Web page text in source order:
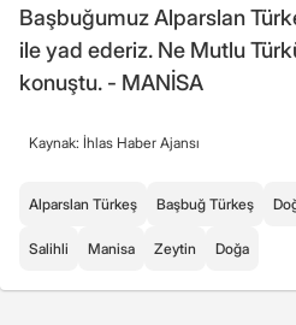
Başbuğumuz Alparslan
ile yad ederiz. Ne Mutlu
konuştu. - MANİSA
Kaynak: İhlas Haber Ajansı
Alparslan Türkeş Başbuğ Türkeş
Salihli Manisa Zeytin Doğa